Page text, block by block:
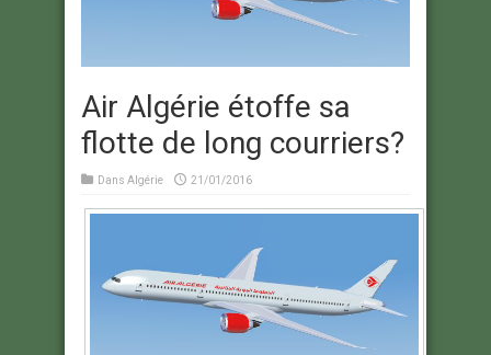
Air Algérie étoffe sa
flotte de long courriers?
Dans Algérie 21/01/2016